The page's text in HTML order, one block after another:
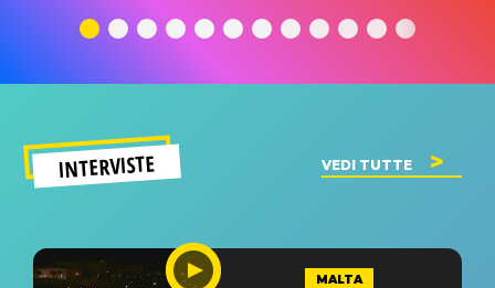
significato
del singolo
INTERVISTE VEDI TUTTE
MALTA